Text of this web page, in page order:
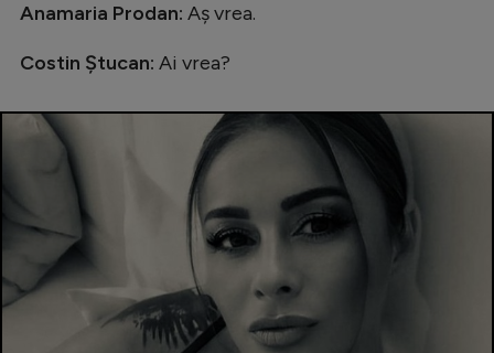
Anamaria Prodan: Aș vrea.
Costin Ștucan: Ai vrea?